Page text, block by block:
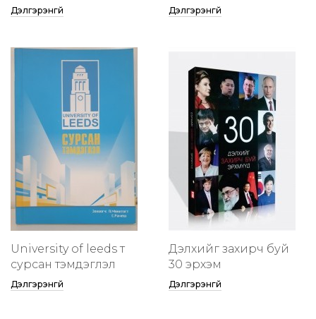
Дэлгэрэнгүй Дэлгэрэнгүй
University of leeds т
сурсан тэмдэглэл
Дэлгэрэнгүй
Дэлхийг захирч буй
30 эрхэм
Дэлгэрэнгүй